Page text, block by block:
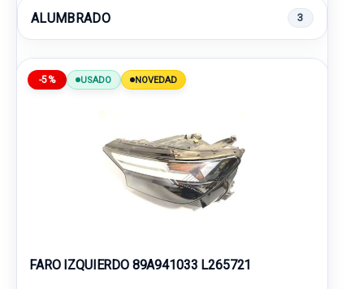
ALUMBRADO 3
-5% USADO NOVEDAD
FARO IZQUIERDO 89A941033 L265721